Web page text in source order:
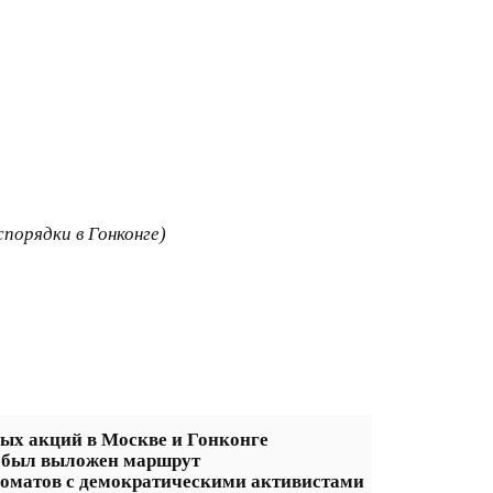
в Гонконге)
акций в Москве и Гонконге
был выложен маршрут
с демократическими активистами